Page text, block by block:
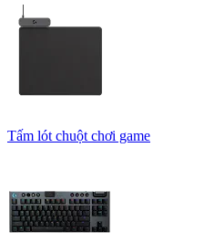
Tấm lót chuột chơi game